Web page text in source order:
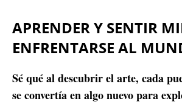
APRENDER Y SENTIR
ENFRENTARSE AL
Sé qué al descubrir el arte, cada
se convertía en algo nuevo para